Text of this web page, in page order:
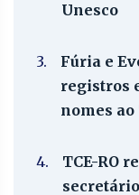
Unesco
3.
Fúria e
registros
nomes ao
4.
TCE-RO